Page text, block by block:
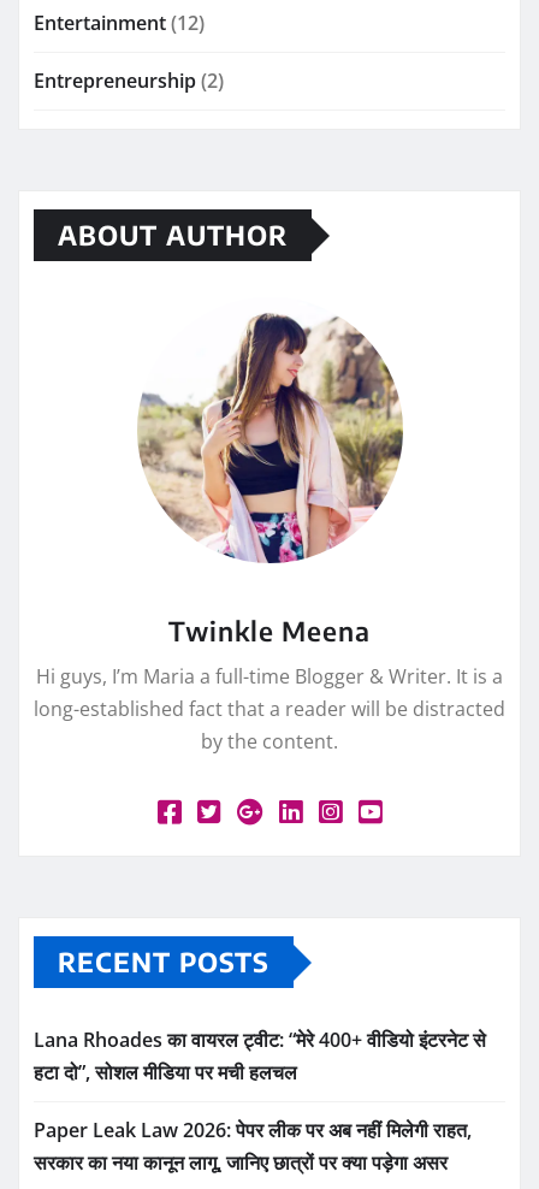
Entertainment(12)
Entrepreneurship(2)
ABOUT AUTHOR
Twinkle Meena
Hi guys, I’m Maria a full-time Blogger & Writer. It is a
long-established fact that a reader will be distracted
by the content.
RECENT POSTS
Lana Rhoades का वायरल ट्वीट: “मेरे 400+ वीडियो इंटरनेट से
हटा दो”, सोशल मीडिया पर मची हलचल
Paper Leak Law 2026: पेपर लीक पर अब नहीं मिलेगी राहत,
सरकार का नया कानून लागू, जानिए छात्रों पर क्या पड़ेगा असर